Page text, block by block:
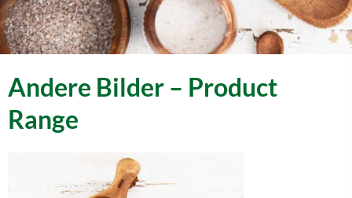
Andere Bilder – Product
Range